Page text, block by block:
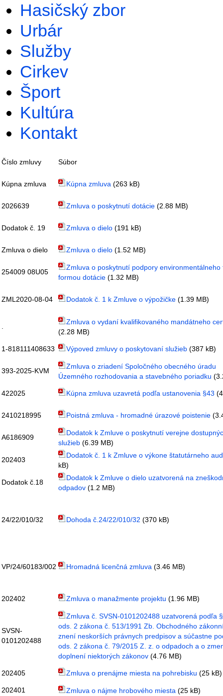
Hasičský zbor
Urbár
Služby
Cirkev
Šport
Kultúra
Kontakt
Číslo zmluvy Súbor
Kúpna zmluva Kúpna zmluva (263 kB)
2026639 Zmluva o poskytnutí dotácie (2.88 MB)
Dodatok č. 19 Zmluva o dielo (191 kB)
Zmluva o dielo Zmluva o dielo (1.52 MB)
254009 08U05
Zmluva o poskytnutí podpory environmentálneho
formou dotácie (1.32 MB)
ZML2020-08-04 Dodatok č. 1 k Zmluve o výpožičke (1.39 MB)
Zmluva o vydaní kvalifikovaného mandátneho
(2.28 MB)
1-818111408633 Výpoved zmluvy o poskytovaní služieb (387 kB)
393-2025-KVM
Zmluva o zriadení Spoločného obecného úradu
Územného rozhodovania a stavebného poriadku
422025 Kúpna zmluva uzavretá podľa ustanovenia §43
2410218995 Poistná zmluva - hromadné úrazové poistenie
A6186909
Dodatok k Zmluve o poskytnutí verejne
služieb (6.39 MB)
202403
Dodatok č. 1 k Zmluve o výkone štatutárneho
kB)
Dodatok č.18
Dodatok k Zmluve o dielo uzatvorená na
odpadov (1.2 MB)
24/22/010/32 Dohoda č.24/22/010/32 (370 kB)
VP/24/60183/002 Hromadná licenčná zmluva (3.46 MB)
202402 Zmluva o manažmente projektu (1.96 MB)
SVSN-
0101202488
Zmluva č. SVSN-0101202488 uzatvorená podľa
ods. 2 zákona č. 513/1991 Zb. Obchodného
znení neskorších právnych predpisov a súčastne
ods. 2 zákona č. 79/2015 Z. z. o odpadoch a o
doplnení niektorých zákonov (4.76 MB)
202405 Zmluva o prenájme miesta na pohrebisku (25 kB)
202401 Zmluva o nájme hrobového miesta (25 kB)